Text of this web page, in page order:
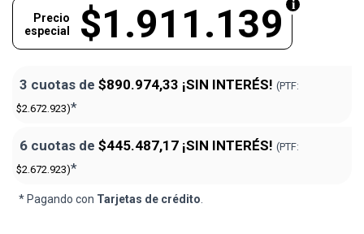
$1.911.139
Precio
especial
3 cuotas de $890.974,33 ¡SIN INTERÉS! (PTF:
$2.672.923)*
6 cuotas de $445.487,17 ¡SIN INTERÉS! (PTF:
$2.672.923)*
* Pagando con Tarjetas de crédito.